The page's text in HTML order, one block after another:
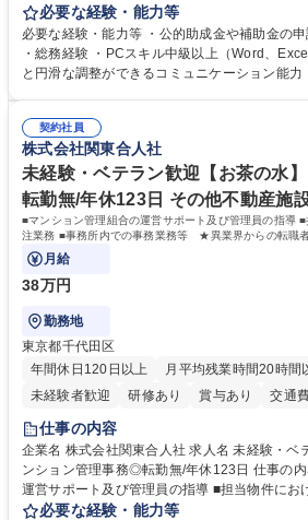
当者として業務を覚えていただき、ゆくゆくは
ジションとして活躍いただくことを期待しています。 【総務・
プの業務内容】 ・人事制度関連 ・採用活動 ・
怠管理 ・官公庁への各種提出 ・法定の会議運
管理 ・福利厚生関連 ・職員からの問合せ、相
業務全般 募集職種 【東京／文京区】公益財団法人の総務人事業務／年間
休日125日
必要な経験・能力等
必要な経験・能力等 ・公的助成金や補助金の
・総務経験 ・PCスキル中級以上（Word、
と円滑な調整ができるコミュニケーション能力 ・口が
契約社員
株式会社関東合人社
未経験・ベテラン歓迎【お茶の水
転勤無/年休123日 その他不動産施
■マンション管理組合の運営サポート及び管理員の指導
注業務 ■事務所内での事務業務等 ★異業界からの転職
月給
38万円
勤務地
東京都千代田区
年間休日120日以上
月平均残業時間20時間
未経験者歓迎
研修あり 賞与あり 交通
仕事の内容
企業名 株式会社関東合人社 求人名 未経験・ベテラン歓迎【お茶の水】マ
ンション管理事務◎転勤無/年休123日 仕事の内容 ■マンション管理組合の
運営サポート及び管理員の指導 ■担当物件にお
事務所内での事務業務等 ★異業界からの転職者
必要な経験・能力等